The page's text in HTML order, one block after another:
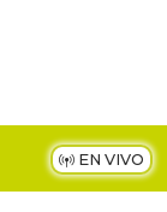
EN VIVO